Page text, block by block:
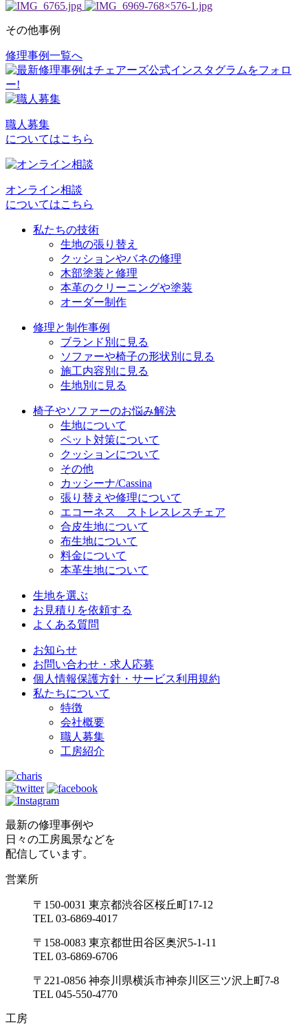
その他事例
投
稿
ナ
ビ
ゲ
ー
シ
ョ
修理事例一覧へ
職人募集
についてはこちら
オンライン相談
についてはこちら
私たちの技術
生地の張り替え
クッションやバネの修理
木部塗装と修理
本革のクリーニングや塗装
オーダー制作
修理と制作事例
ブランド別に見る
ソファーや椅子の形状別に見る
施工内容別に見る
生地別に見る
椅子やソファーのお悩み解決
生地について
ペット対策について
クッションについて
その他
カッシーナ/Cassina
張り替えや修理について
エコーネス ストレスレスチェア
合皮生地について
布生地について
料金について
本革生地について
生地を選ぶ
お見積りを依頼する
よくある質問
お知らせ
お問い合わせ・求人応募
個人情報保護方針・サービス利用規約
私たちについて
特徴
会社概要
職人募集
工房紹介
最新の修理事例や
日々の工房風景などを
配信しています。
営業所
〒150-0031 東京都渋谷区桜丘町17-12
TEL 03-6869-4017
〒158-0083 東京都世田谷区奥沢5-1-11
TEL 03-6869-6706
〒221-0856 神奈川県横浜市神奈川区三ツ沢上町7-8
TEL 045-550-4770
工房